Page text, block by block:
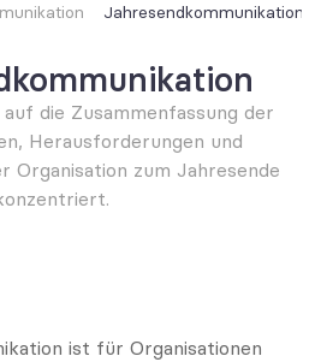
Jahresendkommunikation
die Zusammenfassung der
Herausforderungen und
Organisation zum Jahresende
ist für Organisationen